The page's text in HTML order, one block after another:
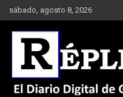
Saltar
al
contenido
sábado, agosto 8, 2026